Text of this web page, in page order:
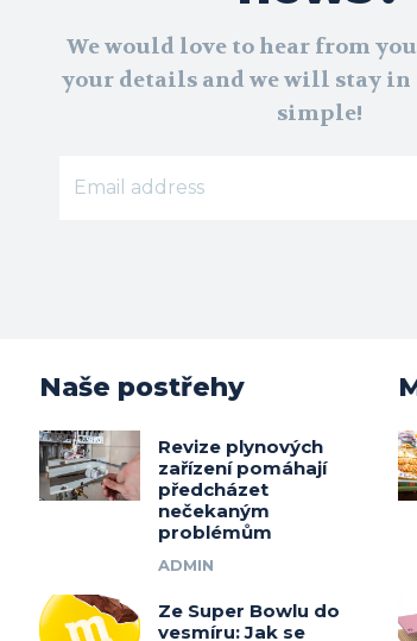
We would love to hear from
your details and we will stay
simple!
Naše postřehy
Revize plynových
zařízení pomáhají
předcházet
nečekaným
problémům
ADMIN
Ze Super Bowlu do
vesmíru: Jak se